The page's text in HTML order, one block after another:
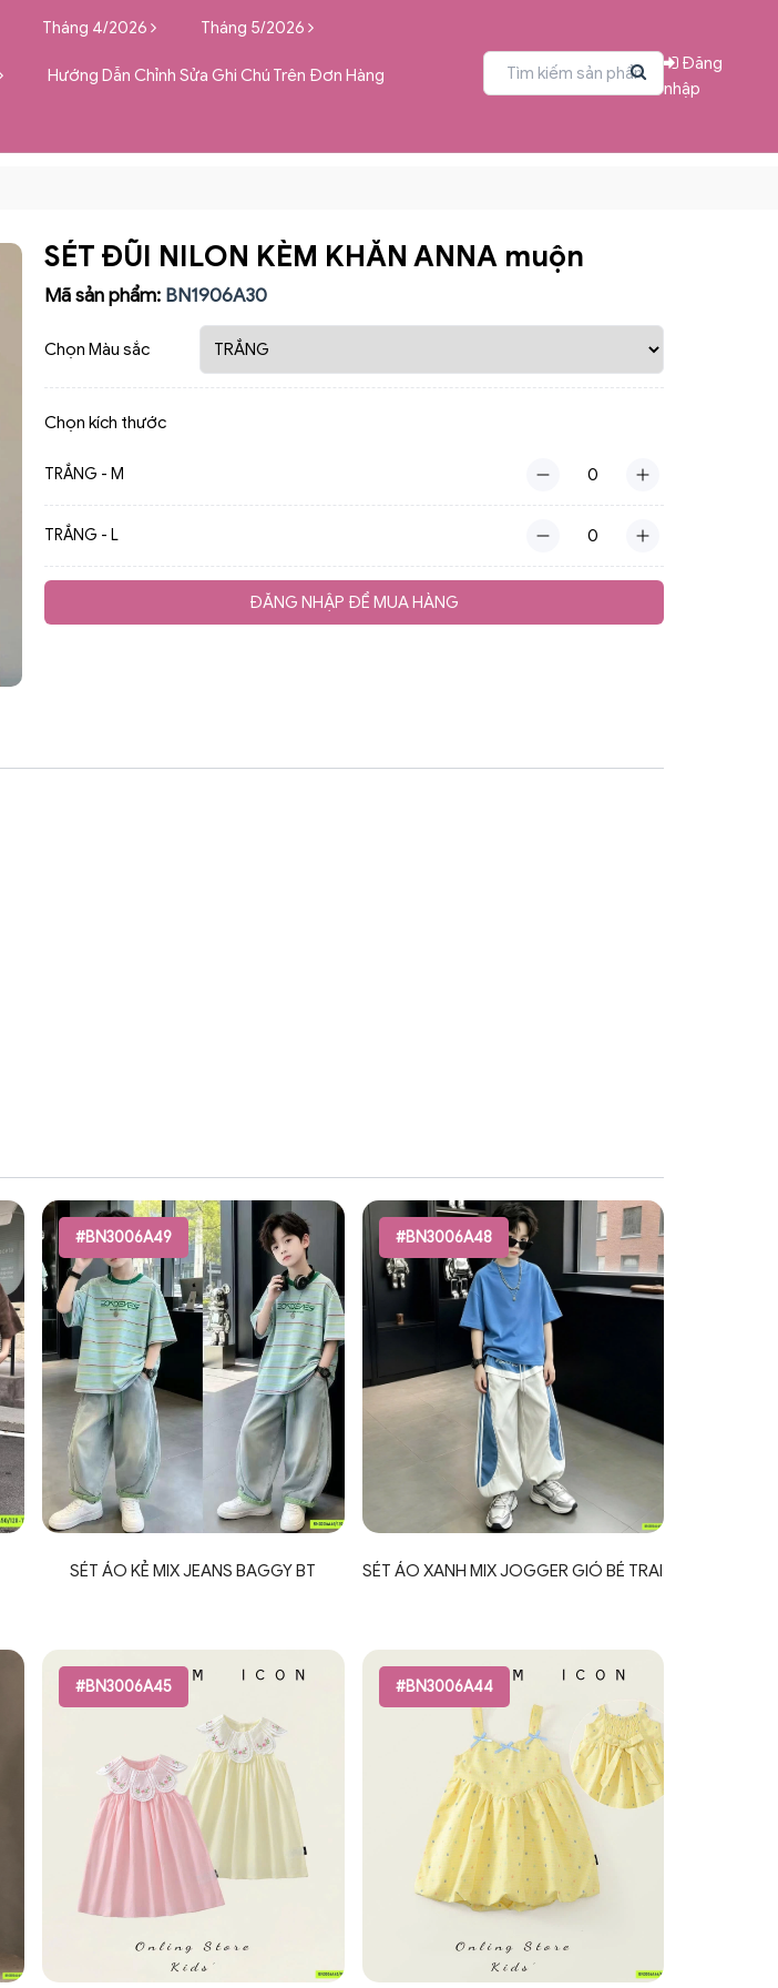
Tháng 4/2026 Tháng 5/2026
Hướng Dẫn Chỉnh Sửa Ghi Chú Trên Đơn Hàng
Đăng
nhập
SÉT ĐŨI NILON KÈM KHĂN ANNA muộn
Mã sản phẩm: BN1906A30
Chọn Màu sắc
Chọn kích thước
TRẮNG - M
TRẮNG - L
ĐĂNG NHẬP ĐỂ MUA HÀNG
#BN3006A49
SÉT ÁO KẺ MIX JEANS BAGGY BT
#BN3006A48
SÉT ÁO XANH MIX JOGGER GIÓ BÉ TRAI
#BN3006A45 #BN3006A44